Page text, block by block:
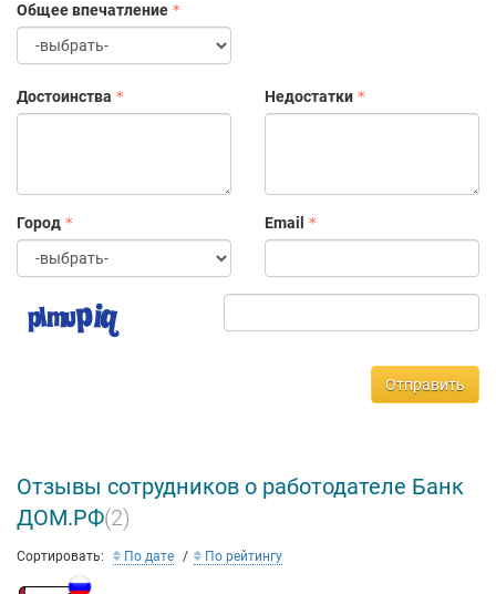
Общее впечатление
Достоинства Недостатки
Город Email
Отправить
Отзывы сотрудников о работодателе Банк
ДОМ.РФ(2)
Сортировать: По дате По рейтингу